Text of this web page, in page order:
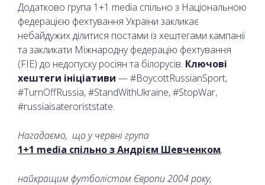
Додатково група 1+1 media спільно з Національною
федерацією фехтування України закликає
небайдужих ділитися постами із хештегами кампанії
та закликати Міжнародну федерацію фехтування
(FIE) до недопуску росіян та білорусів. Ключові
хештеги ініціативи — #BoycottRussianSport,
#TurnOffRussia, #StandWithUkraine, #StopWar,
#russiaisateroriststate.
Нагадаємо, що у червні група
1+1 media спільно з Андрієм Шевченком,
найкращим футболістом Європи 2004 року,